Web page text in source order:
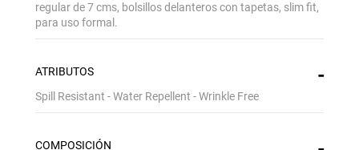
regular de 7 cms, bolsillos delanteros con tapetas, slim fit,
para uso formal.
ATRIBUTOS
Spill Resistant - Water Repellent - Wrinkle Free
COMPOSICIÓN